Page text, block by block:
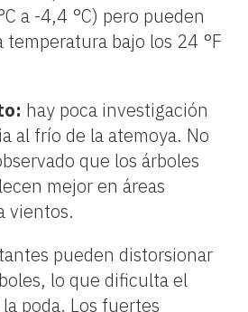
a -4,4 °C) pero pueden
temperatura bajo los 24 °F
hay poca investigación
al frío de la atemoya. No
que los árboles
mejor en áreas
vientos.
pueden distorsionar
lo que dificulta el
poda. Los fuertes